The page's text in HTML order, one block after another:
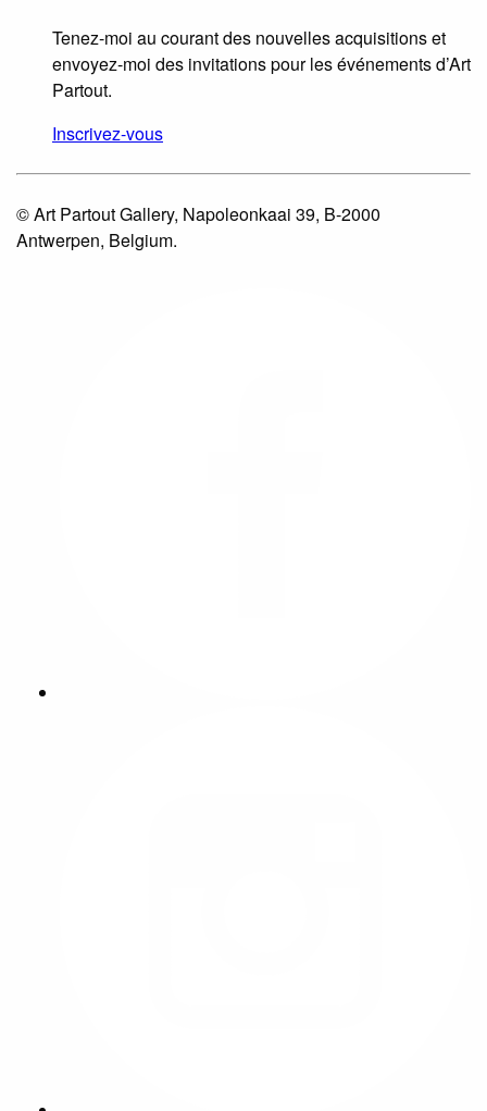
Tenez-moi au courant des nouvelles acquisitions et
envoyez-moi des invitations pour les événements d’Art
Partout.
Inscrivez-vous
© Art Partout Gallery, Napoleonkaai 39, B-2000
Antwerpen, Belgium.